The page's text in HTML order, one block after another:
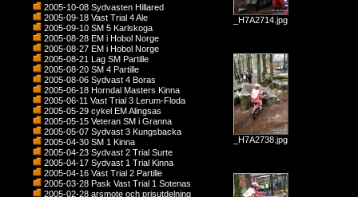
2005-10-08 Sydvasten Hillared
2005-09-18 Vast Trial 4 Ale
2005-09-10 SM 5 Karlskoga
2005-08-28 EM i Hobol Norge
2005-08-27 EM i Hobol Norge
2005-08-21 Lag SM Partille
2005-08-20 SM 4 Partille
2005-08-06 Sydvast 4 Boras
2005-06-18 Horndal Masters Kinna
2005-06-11 Vast Trial 3 Lerum-Floda
2005-05-29 cykel EM Alingsas
2005-05-15 Veteran SM i Granna
2005-05-07 Sydvast 3 Kungsbacka
2005-04-30 SM 1 Kinna
2005-04-23 Sydvast 2 Trial Surte
2005-04-17 Sydvast 1 Trial Kinna
2005-04-16 Vast Trial 2 Partille
2005-03-28 Pask Vast Trial 1 Sotenas
2005-02-28 arsmote och prisutdelning
_H7A2714.jpg
_H7A2738.jpg